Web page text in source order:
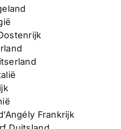
Frankrijk